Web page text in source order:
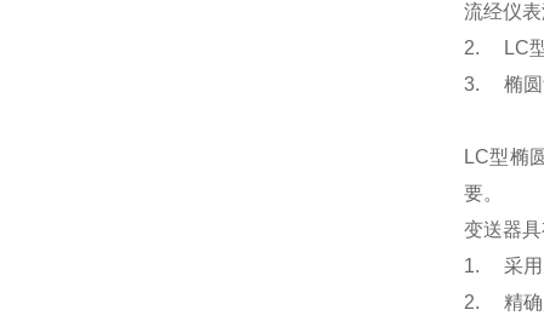
流经仪
2. LC型
3. 椭圆
LC型椭
要。
变送器
1. 采用
2. 精确